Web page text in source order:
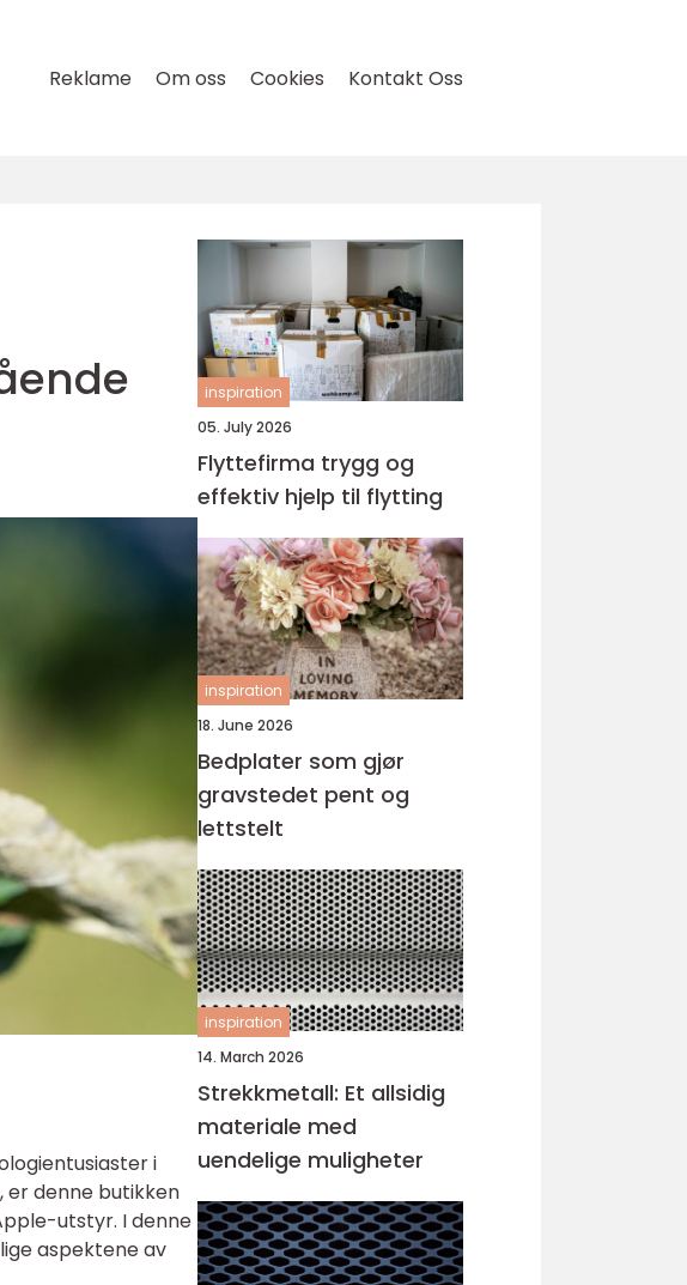
Reklame Om oss Cookies Kontakt Oss
i
denne butikken
utstyr. I denne
aspektene av
inspiration
05. July 2026
Flyttefirma trygg og
effektiv hjelp til flytting
inspiration
18. June 2026
Bedplater som gjør
gravstedet pent og
lettstelt
inspiration
14. March 2026
Strekkmetall: Et allsidig
materiale med
uendelige muligheter